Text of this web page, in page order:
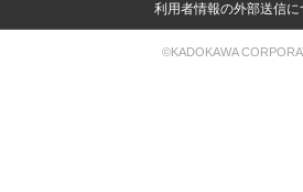
利用者情報の外部送信に
©KADOKAWA